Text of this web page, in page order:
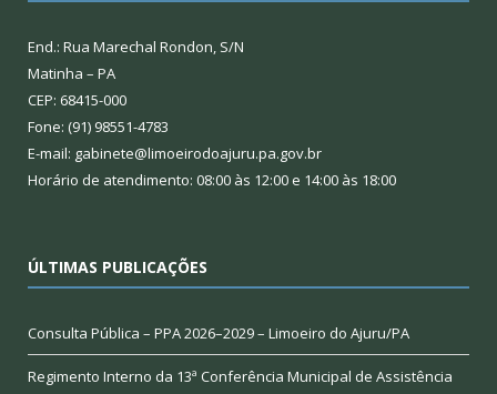
End.: Rua Marechal Rondon, S/N
Matinha – PA
CEP: 68415-000
Fone: (91) 98551-4783
E-mail: gabinete@limoeirodoajuru.pa.gov.br
Horário de atendimento: 08:00 às 12:00 e 14:00 às 18:00
ÚLTIMAS PUBLICAÇÕES
Consulta Pública – PPA 2026–2029 – Limoeiro do Ajuru/PA
Regimento Interno da 13ª Conferência Municipal de Assistência